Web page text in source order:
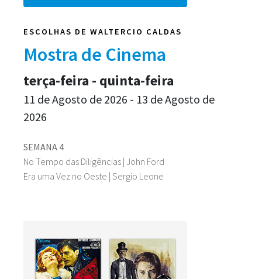
ESCOLHAS DE WALTERCIO CALDAS
Mostra de Cinema
SEMANA 4
No Tempo das Diligências | John Ford
Era uma Vez no Oeste | Sergio Leone
terça-feira - quinta-feira
11 de Agosto de 2026 - 13 de Agosto de
2026